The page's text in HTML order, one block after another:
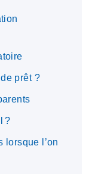
prêt ?
?
lorsque l’on